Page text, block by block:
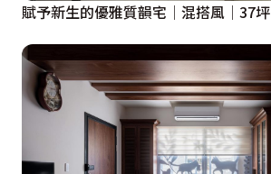
賦予新生的優雅質韻宅│混搭風│37坪